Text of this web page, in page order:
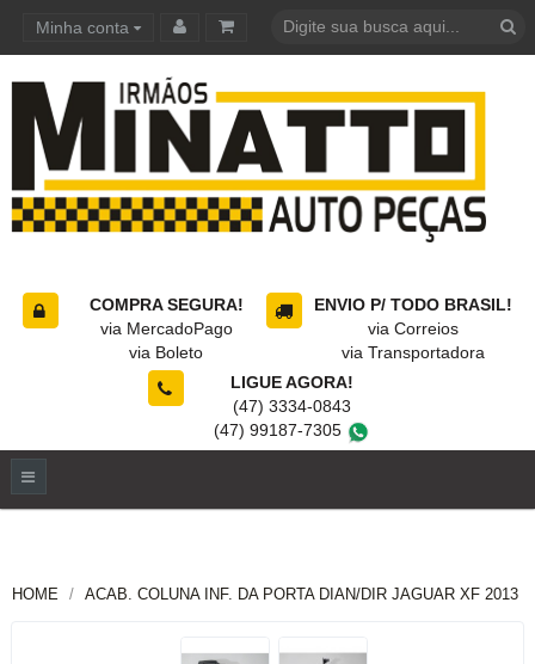
Minha conta
COMPRA SEGURA!
via MercadoPago
via Boleto
ENVIO P/ TODO BRASIL!
via Correios
via Transportadora
LIGUE AGORA!
(47) 3334-0843
(47) 99187-7305
HOME ACAB. COLUNA INF. DA PORTA DIAN/DIR JAGUAR XF 2013